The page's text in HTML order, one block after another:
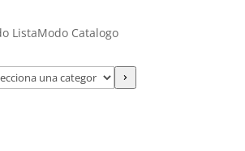
ListaModo Catalogo